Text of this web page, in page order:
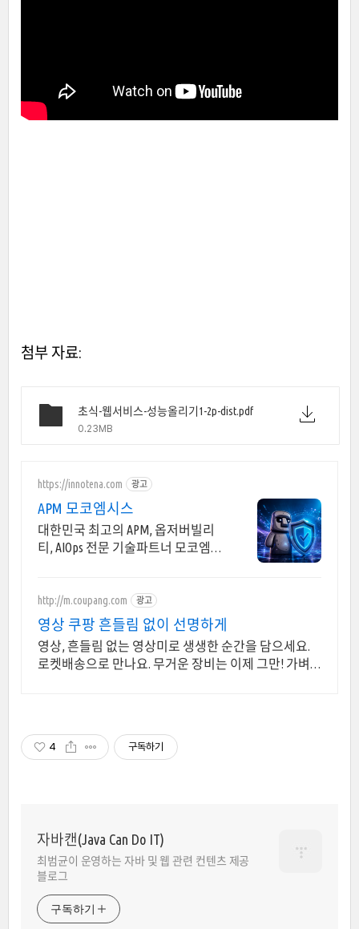
첨부 자료:
초식-웹서비스-성능올리기1-2p-dist.pdf
0.23MB
https://innotena.com 광고
APM 모코엠시스
대한민국 최고의 APM, 옵저버빌리
티, AIOps 전문 기술파트너 모코엠시
http://m.coupang.com 광고
영상 쿠팡 흔들림 없이 선명하게
영상, 흔들림 없는 영상미로 생생한 순간을 담으세요.
로켓배송으로 만나요. 무거운 장비는 이제 그만! 가벼
4 구독하기
자바캔(Java Can Do IT)
최범균이 운영하는 자바 및 웹 관련 컨텐츠 제공
블로그
구독하기